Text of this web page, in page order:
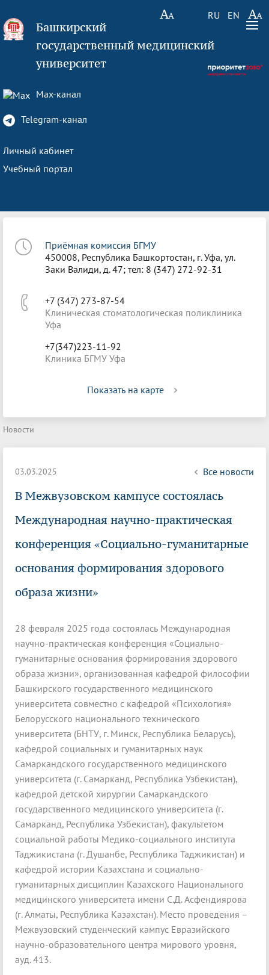
RU EN
Башкирский
государственный медицинский
университет
Max-канал
Telegram-канал
Личный кабинет
Учебный портал
Приёмная комиссия БГМУ
450008, Республика Башкортостан, г. Уфа, ул.
Заки Валиди, д. 47; тел: 8 (347) 272-92-31
+7 (347) 273-87-54
Клиническая стоматологическая поликлиника
Уфа
+7(347)223-11-92
Клиника БГМУ Уфа
Показать на карте
Новости
03.03.2025 Все новости
В Межвузовском кампусе состоялась
Международная научно-практическая
конференция «Социально-гуманитарные
основания формирования здорового
образа жизни»
28 февраля 2025 года состоялась Международная
научно-практическая конференция «Социально-
гуманитарные основания формирования здорового
образа жизни», организованная кафедрой философии
Башкирского государственного медицинского
университета совместно с кафедрой «Психология»
Белорусского национального технического
университета (БНТУ, г. Минск, Республика Беларусь),
кафедрой социальных и гуманитарных наук
Самаркандского государственного медицинского
университета (г. Самарканд, Республика Узбекистан),
кафедрой детской хирургии Самаркандского
государственного медицинского университета (г.
Самарканд, Республика Узбекистан), факультетом
социальной работы Медико-социального института
Таджикистана (г. Душанбе, Республика Таджикистан) и
кафедрой истории Казахстана и социально-
гуманитарных дисциплин Казахского Национального
медицинского университета имени С.Д. Асфендиярова
(г. Алматы, Республика Казахстан). Место проведения –
Межвузовский студенческий кампус Евразийского
научно-образовательного центра мирового уровня,
ауд. 413.